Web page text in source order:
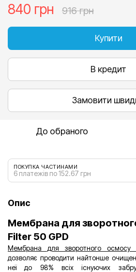
840 грн 916 грн
Купити
В кредит
Замовити
До обраного
ПОКУПКА ЧАСТИНАМИ
6 платежів по 152.67 грн
Опис
Мембрана для
Filter 50 GPD
Мембрана для зворотного
дозволяє проводити найтонше
неї до 98% всіх існуючих